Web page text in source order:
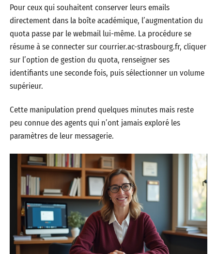
Pour ceux qui souhaitent conserver leurs emails
directement dans la boîte académique, l’augmentation du
quota passe par le webmail lui-même. La procédure se
résume à se connecter sur courrier.ac-strasbourg.fr, cliquer
sur l’option de gestion du quota, renseigner ses
identifiants une seconde fois, puis sélectionner un volume
supérieur.
Cette manipulation prend quelques minutes mais reste
peu connue des agents qui n’ont jamais exploré les
paramètres de leur messagerie.